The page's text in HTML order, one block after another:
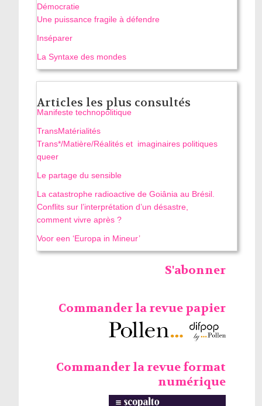
Démocratie
Une puissance fragile à défendre
Inséparer
La Syntaxe des mondes
Articles les plus consultés
Manifeste technopolitique
TransMatérialités
Trans*/Matière/Réalités et imaginaires politiques
queer
Le partage du sensible
La catastrophe radioactive de Goiânia au Brésil.
Conflits sur l’interprétation d’un désastre,
comment vivre après ?
Voor een ‘Europa in Mineur’
S'abonner
Commander la revue papier
Commander la revue format
numérique